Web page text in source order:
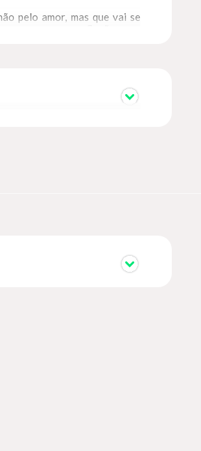
pelo amor, mas que vai se